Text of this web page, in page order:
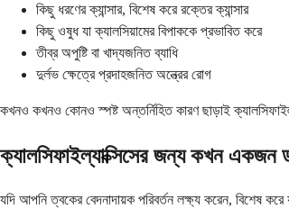
কিছু ধরণের ক্যান্সার, বিশেষ করে রক্তের ক্যান্সার
কিছু ওষুধ যা ক্যালসিয়ামের বিপাককে প্রভাবিত করে
তীব্র অপুষ্টি বা খাদ্যজনিত ব্যাধি
দুর্লভ ক্ষেত্রে প্রদাহজনিত অন্ত্রের রোগ
কখনও কখনও কোনও স্পষ্ট অন্তর্নিহিত কারণ ছাড়াই
ক্যালসিফাইল্যাক্সিসের জন্য কখন একজন
যদি আপনি ত্বকের বেদনাদায়ক পরিবর্তন লক্ষ্য করেন, বিশেষ